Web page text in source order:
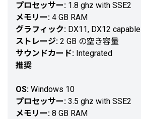
プロセッサー: 1.8 ghz with SSE2
メモリー: 4 GB RAM
グラフィック: DX11, DX12 capable
ストレージ: 2 GB の空き容量
サウンドカード: Integrated
推奨
OS: Windows 10
プロセッサー: 3.5 ghz with SSE2
メモリー: 8 GB RAM